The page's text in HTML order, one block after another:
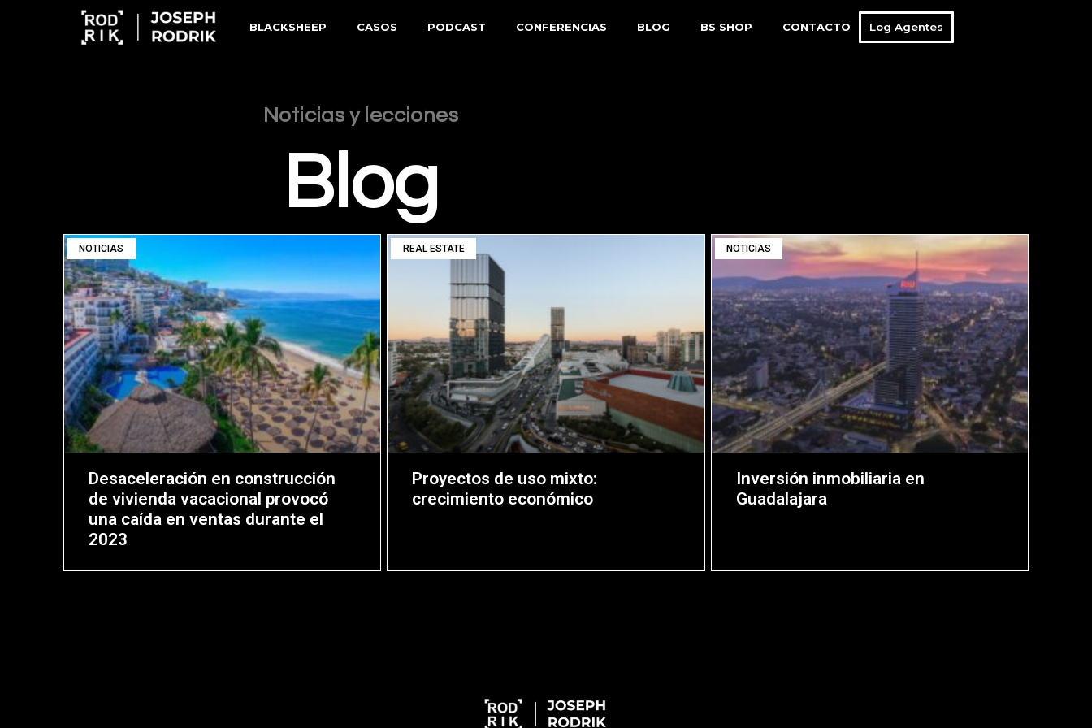
BLACKSHEEP CASOS PODCAST CONFERENCIAS BLOG BS SHOP CONTACTO Log Agentes
Noticias y lecciones
Blog
NOTICIAS
Desaceleración en construcción
de vivienda vacacional provocó
una caída en ventas durante el
2023
REAL ESTATE
Proyectos de uso mixto:
crecimiento económico
NOTICIAS
Inversión inmobiliaria en
Guadalajara